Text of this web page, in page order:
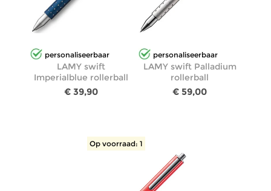
personaliseerbaar
LAMY swift
Imperialblue rollerball
€ 39,90
personaliseerbaar
LAMY swift Palladium
rollerball
€ 59,00
Op voorraad: 1